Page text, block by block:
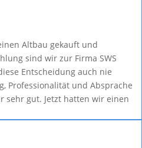
Altbau gekauft und
sind wir zur Firma SWS
Entscheidung auch nie
Professionalität und Absprache
sehr gut. Jetzt hatten wir einen